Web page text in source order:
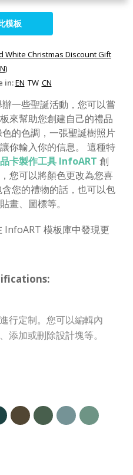
模板
White Christmas Discount Gift
in:EN TW CN
一些聖誕活動，您可以嘗
來幫助您創建自己的禮品
的色調，一張聖誕樹照片
你輸入你的信息。 這種特
卡製作工具 InfoART 創
您可以將顏色更改為您喜
您的禮物的話，也可以包
畫、圖標等。
InfoART 模板庫中發現更
行定制。您可以編輯內
添加或刪除設計塊等。